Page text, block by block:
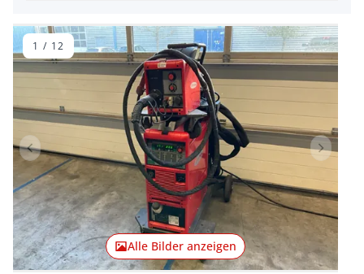
Vorheriger Artikel
Alle Bilder anzeigen
1 / 12